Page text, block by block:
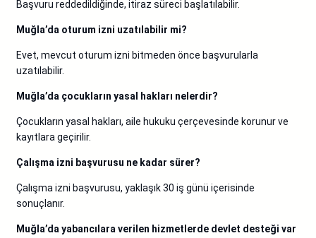
Başvuru reddedildiğinde, itiraz süreci başlatılabilir.
Muğla’da oturum izni uzatılabilir mi?
Evet, mevcut oturum izni bitmeden önce başvurularla
uzatılabilir.
Muğla’da çocukların yasal hakları nelerdir?
Çocukların yasal hakları, aile hukuku çerçevesinde korunur ve
kayıtlara geçirilir.
Çalışma izni başvurusu ne kadar sürer?
Çalışma izni başvurusu, yaklaşık 30 iş günü içerisinde
sonuçlanır.
Muğla’da yabancılara verilen hizmetlerde devlet desteği var